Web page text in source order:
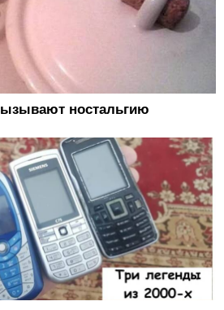
ностальгию